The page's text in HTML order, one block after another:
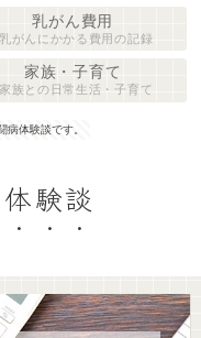
体験談です。
験談
乳がん費用
乳がんにかかる費用の記録
家族・子育て
家族との日常生活・子育て